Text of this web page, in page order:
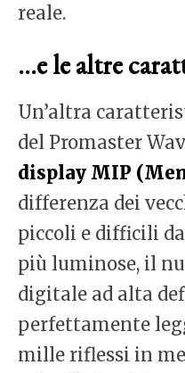
reale.
…e le altre
Un’altra
del Promaster
display MIP
differenza dei
piccoli e difficili
più luminose, il
digitale ad alta
perfettamente
mille riflessi in